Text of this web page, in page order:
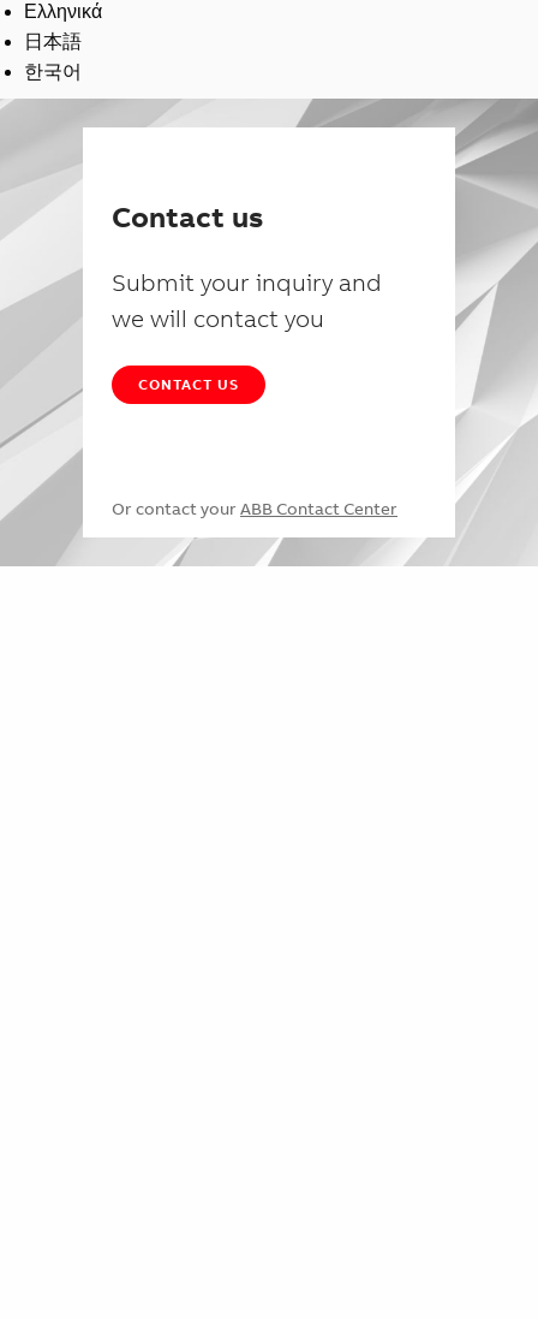
Ελληνικά
日本語
한국어
Contact us
Submit your inquiry and
we will contact you
CONTACT US
Or contact your ABB Contact Center